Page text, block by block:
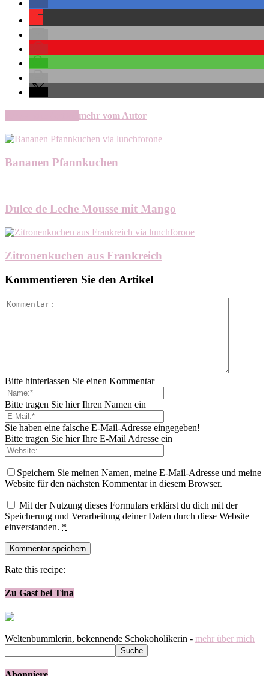
mehr vom Autor
Bananen Pfannkuchen
Dulce de Leche Mousse mit Mango
Zitronenkuchen aus Frankreich
Kommentieren Sie den Artikel
Bitte hinterlassen Sie einen Kommentar
Bitte tragen Sie hier Ihren Namen ein
Sie haben eine falsche E-Mail-Adresse eingegeben!
Bitte tragen Sie hier Ihre E-Mail Adresse ein
Speichern Sie meinen Namen, meine E-Mail-Adresse und meine
Website für den nächsten Kommentar in diesem Browser.
Mit der Nutzung dieses Formulars erklärst du dich mit der
Speicherung und Verarbeitung deiner Daten durch diese Website
einverstanden. *
Rate this recipe:
Zu Gast bei Tina
Weltenbummlerin, bekennende Schokoholikerin - mehr über mich